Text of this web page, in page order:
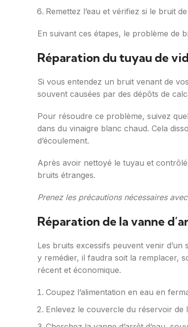
Remettez l’eau et vérifiez si le bruit
En suivant ces étapes, le problème de
Réparation du tuyau de
Si vous entendez un bruit venant de
souvent causées par des dépôts de
Pour résoudre ce problème, suivez
dans du vinaigre blanc chaud. Cela
d’écoulement.
Après avoir nettoyé le tuyau et
bruits étranges.
Prenez les précautions nécessaires
Réparation de la vanne
Les bruits excessifs peuvent venir
y remédier, il faudra soit la remplacer,
récent et économique.
Coupez l’alimentation en eau en
Enlevez le couvercle du réservoir de